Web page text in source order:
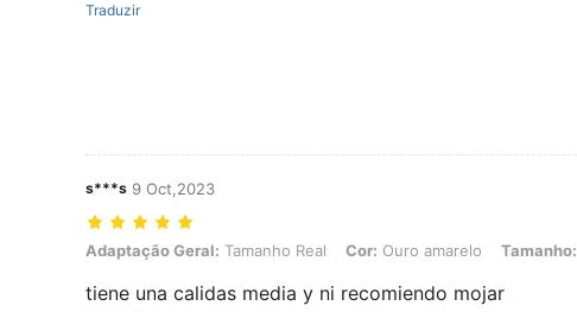
Traduzir
s***s 9 Oct,2023
Adaptação Geral: Tamanho Real, Cor: Ouro amarelo, Tamanho: S
Adaptação Geral: Tamanho Real Cor: Ouro amarelo Tamanho:
tiene una calidas media y ni recomiendo mojar